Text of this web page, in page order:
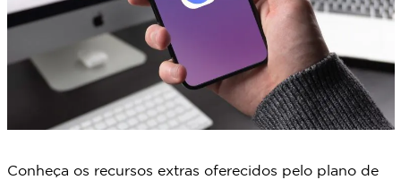
Conheça os recursos extras oferecidos pelo plano de